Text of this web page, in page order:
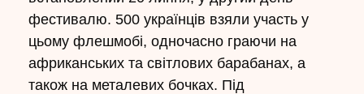
фестивалю. 500 українців взяли участь у
цьому флешмобі, одночасно граючи на
африканських та світлових барабанах, а
також на металевих бочках. Під